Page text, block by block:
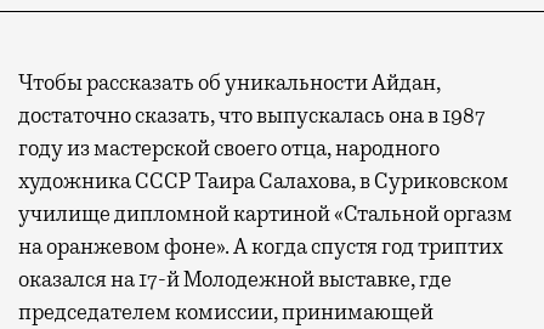
Чтобы рассказать об уникальности Айдан,
достаточно сказать, что выпускалась она в 1987
году из мастерской своего отца, народного
художника СССР Таира Салахова, в Суриковском
училище дипломной картиной «Стальной оргазм
на оранжевом фоне». А когда спустя год триптих
оказался на 17-й Молодежной выставке, где
председателем комиссии, принимающей